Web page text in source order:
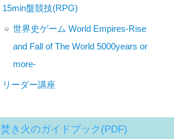
15min盤競技(RPG)
世界史ゲーム World Empires-Rise
and Fall of The World 5000years or
more-
リーダー講座
焚き火のガイドブック(PDF)